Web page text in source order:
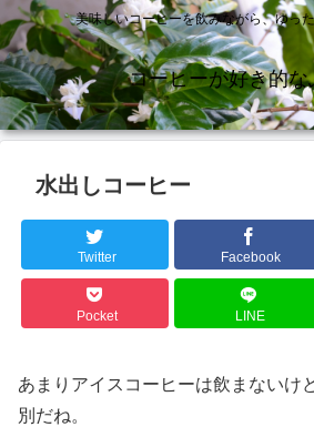
美味しいコーヒーを飲みながら、ゆっ
コーヒーが好き的な
水出しコーヒー
Twitter Facebook
Pocket LINE
あまりアイスコーヒーは飲まないけ
別だね。